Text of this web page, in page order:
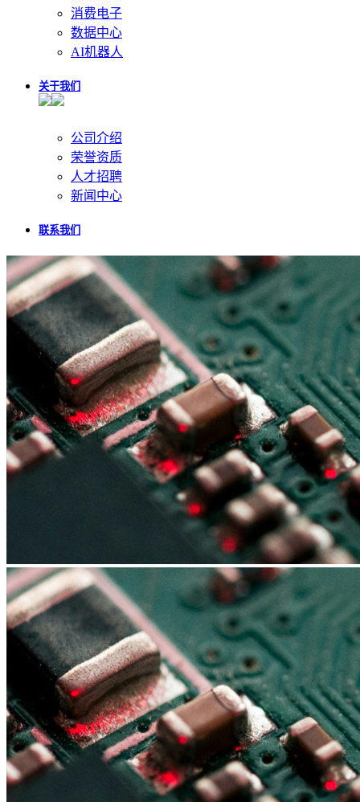
消费电子
数据中心
AI机器人
关于我们
公司介绍
荣誉资质
人才招聘
新闻中心
联系我们